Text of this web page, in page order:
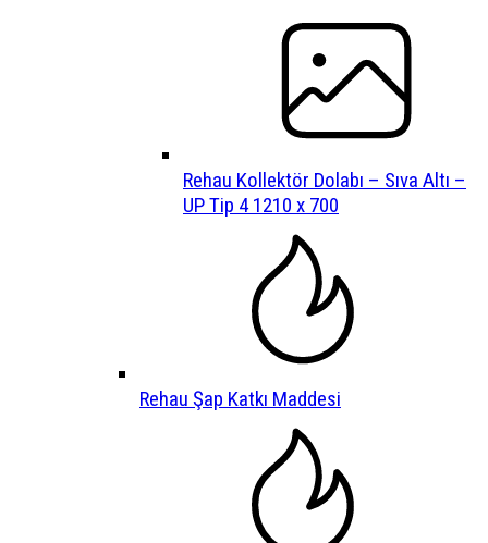
Rehau Kollektör Dolabı – Sıva Altı –
UP Tip 4 1210 x 700
Rehau Şap Katkı Maddesi